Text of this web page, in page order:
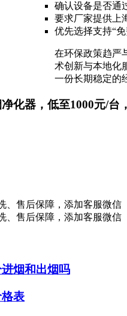
确认设备是否通
要求厂家提供上
优先选择支持“免
在环保政策趋严
术创新与本地化
一份长期稳定的
化器，低至1000元/台
烟和出烟吗
表